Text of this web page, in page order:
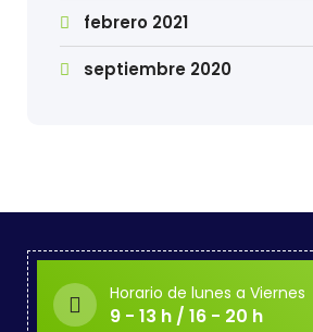
febrero 2021
septiembre 2020
Horario de lunes a Viernes
9 - 13 h / 16 - 20 h